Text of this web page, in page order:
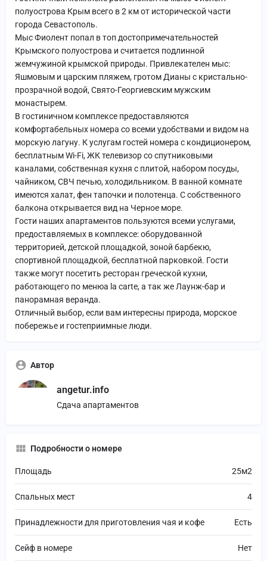
полуострова Крым всего в 2 км от исторической части
города Севастополь.
Мыс Фиолент попал в топ достопримечательностей
Крымского полуострова и считается подлинной
жемчужиной крымской природы. Привлекателен мыс:
Яшмовым и царским пляжем, гротом Дианы с кристально-
прозрачной водой, Свято-Георгиевским мужским
монастырем.
В гостиничном комплексе предоставляются
комфортабельных номера со всеми удобствами и видом на
морскую лагуну. К услугам гостей номера с кондиционером,
бесплатным Wi-Fi, ЖК телевизор со спутниковыми
каналами, собственная кухня с плитой, набором посуды,
чайником, СВЧ печью, холодильником. В ванной комнате
имеются халат, фен тапочки и полотенца. С собственного
балкона открывается вид на Черное море.
Гости наших апартаментов пользуются всеми услугами,
предоставляемых в комплексе: оборудованной
территорией, детской площадкой, зоной барбекю,
спортивной площадкой, бесплатной парковкой. Гости
также могут посетить ресторан греческой кухни,
работающего по менюa la carte, а так же Лаунж-бар и
панорамная веранда.
Отличный выбор, если вам интересны природа, морское
побережье и гостеприимные люди.
Автор
angetur.info
Сдача апартаментов
Подробности о номере
Площадь 25м2
Спальных мест 4
Принадлежности для приготовления чая и кофе Есть
Сейф в номере Нет